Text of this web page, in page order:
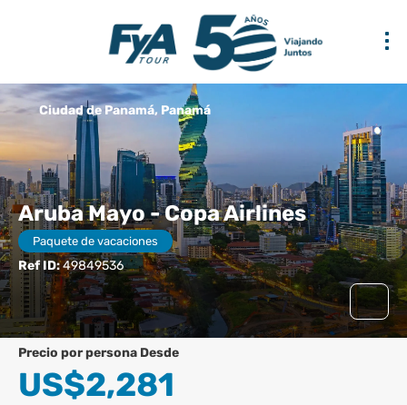
Aruba Mayo - Copa Airlines
Paquete de vacaciones
Ref ID:49849536
Ciudad de Panamá, Panamá
precio por persona Desde
US$2,281